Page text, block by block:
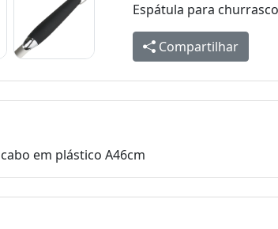
Espátula para
Compartilhar
em plástico A46cm